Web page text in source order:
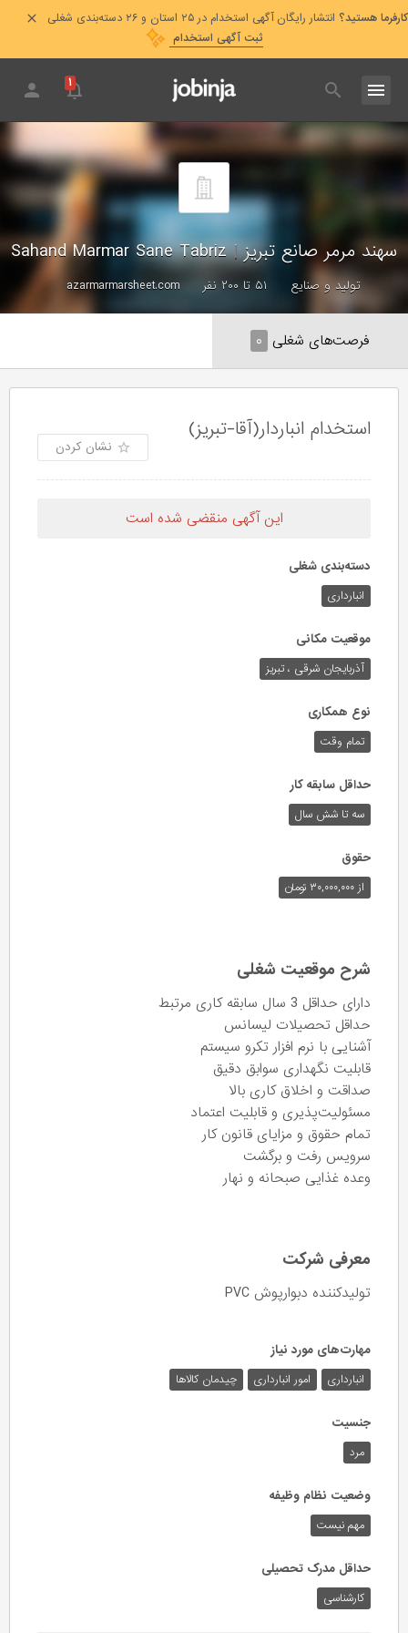
کارفرما هستید؟ انتشار رایگان آگهی استخدام در ۲۵ استان و ۲۶ دسته‌بندی شغلی
ثبت آگهی استخدام
۱
سهند مرمر صانع تبریز|
Sahand Marmar Sane Tabriz
تولید و صنایع ۵۱ تا ۲۰۰ نفر azarmarmarsheet.com
فرصت‌های شغلی ۰
استخدام انباردار(آقا-تبریز)
نشان کردن
این آگهی منقضی شده است
دسته‌بندی شغلی
انبارداری
موقعیت مکانی
آذربایجان شرقی ، تبریز
نوع همکاری
تمام وقت
حداقل سابقه کار
سه تا شش سال
حقوق
از ۳۰,۰۰۰,۰۰۰ تومان
شرح موقعیت شغلی
دارای حداقل 3 سال سابقه کاری مرتبط
حداقل تحصیلات لیسانس
آشنایی با نرم افزار تکرو سیستم
قابلیت نگهداری سوابق دقیق
صداقت و اخلاق کاری بالا
مسئولیت‌پذیری و قابلیت اعتماد
تمام حقوق و مزایای قانون کار
سرویس رفت و برگشت
وعده غذایی صبحانه و نهار
معرفی شرکت
تولیدکننده دبوارپوش PVC
مهارت‌های مورد نیاز
انبارداری امور انبارداری چیدمان کالاها
جنسیت
مرد
وضعیت نظام وظیفه
مهم‌ نیست
حداقل مدرک تحصیلی
کارشناسی